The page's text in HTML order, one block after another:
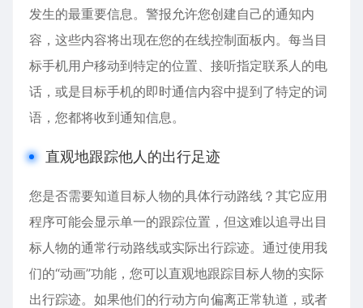
发生的最重要信息。警报允许您创建自己的通知内
容，这些内容将出现在您的在线控制面板内。每当目
标手机用户移动到特定的位置、接听指定联系人的电
话，或是目标手机的即时通信内容中提到了特定的词
语，您都将收到通知信息。
直观地跟踪他人的出行足迹
您是否需要知道目标人物的具体行动路线？其它应用
程序可能会显示单一的跟踪位置，但这难以追寻出目
标人物的通常行动路线或实际出行踪迹。通过使用我
们的“动画”功能，您可以直观地跟踪目标人物的实际
出行踪迹。如果他们的行动方向偏离正常轨道，或者